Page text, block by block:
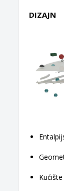
DIZAJN